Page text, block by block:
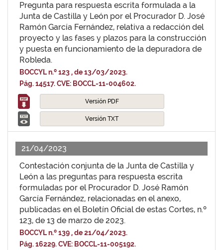
Pregunta para respuesta escrita formulada a la
Junta de Castilla y León por el Procurador D. José
Ramón García Fernández, relativa a redacción del
proyecto y las fases y plazos para la construcción
y puesta en funcionamiento de la depuradora de
Robleda.
BOCCYL n.º 123 , de 13/03/2023.
Pág. 14517. CVE: BOCCL-11-004602.
Versión PDF
Versión TXT
21/04/2023
Contestación conjunta de la Junta de Castilla y
León a las preguntas para respuesta escrita
formuladas por el Procurador D. José Ramón
García Fernández, relacionadas en el anexo,
publicadas en el Boletín Oficial de estas Cortes, n.º
123, de 13 de marzo de 2023.
BOCCYL n.º 139 , de 21/04/2023.
Pág. 16229. CVE: BOCCL-11-005192.